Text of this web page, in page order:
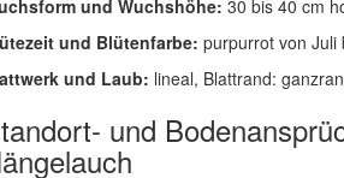
und Wuchshöhe: 30 bis 40 cm
und Blütenfarbe: purpurrot von Juli
und Laub: lineal, Blattrand:
und